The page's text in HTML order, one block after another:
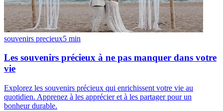
souvenirs precieux5 min
Les souvenirs précieux à ne pas manquer dans votre
vie
Explorez les souvenirs précieux qui enrichissent votre vie au
quotidien. Apprenez à les apprécier et à les partager pour un
bonheur durable.